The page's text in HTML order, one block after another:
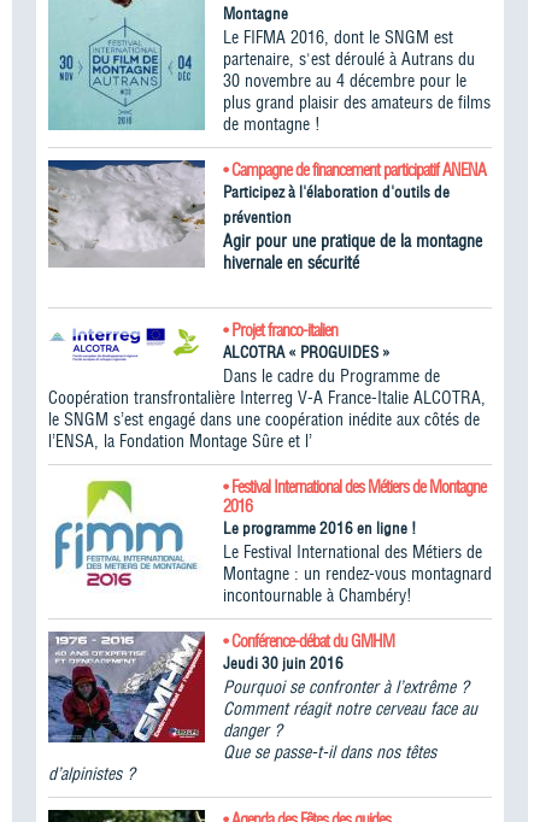
Montagne
Le FIFMA 2016, dont le SNGM est
partenaire, s'est déroulé à Autrans du
30 novembre au 4 décembre pour le
plus grand plaisir des amateurs de films
de montagne !
• Campagne de financement participatif ANENA
Participez à l'élaboration d'outils de
prévention
Agir pour une pratique de la montagne
hivernale en sécurité
• Projet franco-italien
ALCOTRA « PROGUIDES »
Dans le cadre du Programme de
Coopération transfrontalière Interreg V-A France-Italie ALCOTRA,
le SNGM s’est engagé dans une coopération inédite aux côtés de
l’ENSA, la Fondation Montage Sûre et l’
• Festival International des Métiers de Montagne
2016
Le programme 2016 en ligne !
Le Festival International des Métiers de
Montagne : un rendez-vous montagnard
incontournable à Chambéry!
• Conférence-débat du GMHM
Jeudi 30 juin 2016
Pourquoi se confronter à l’extrême ?
Comment réagit notre cerveau face au
danger ?
Que se passe-t-il dans nos têtes
d’alpinistes ?